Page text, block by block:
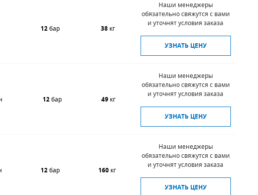
12бар 38 кг
Наши менеджеры
обязательно свяжутся с вами
и уточнят условия заказа
УЗНАТЬ ЦЕНУ
12бар 49 кг
Наши менеджеры
обязательно свяжутся с вами
и уточнят условия заказа
УЗНАТЬ ЦЕНУ
12бар 160 кг
Наши менеджеры
обязательно свяжутся с вами
и уточнят условия заказа
УЗНАТЬ ЦЕНУ